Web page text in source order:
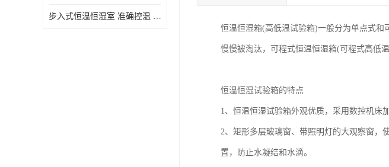
步入式恒温恒湿室 准确控温 试验周期自动化程度高
恒温恒湿箱(高低温试验箱)一般分为单点式
慢慢被淘汰，可程式恒温恒湿箱(可程式高低
恒温恒湿试验箱的特点
1、恒温恒湿试验箱外观优质，采用数控机床
2、矩形多层玻璃窗、带照明灯的大观察窗，
置，防止水凝结和水滴。